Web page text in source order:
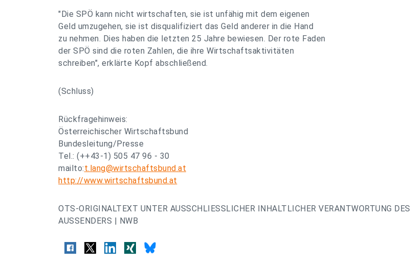
"Die SPÖ kann nicht wirtschaften, sie ist unfähig mit dem eigenen
Geld umzugehen, sie ist disqualifiziert das Geld anderer in die Hand
zu nehmen. Dies haben die letzten 25 Jahre bewiesen. Der rote Faden
der SPÖ sind die roten Zahlen, die ihre Wirtschaftsaktivitäten
schreiben", erklärte Kopf abschließend.
(Schluss)
Rückfragehinweis:
Österreichischer Wirtschaftsbund
Bundesleitung/Presse
Tel.: (++43-1) 505 47 96 - 30
mailto:t.lang@wirtschaftsbund.at
http://www.wirtschaftsbund.at
OTS-ORIGINALTEXT UNTER AUSSCHLIESSLICHER INHALTLICHER VERANTWORTUNG DES
AUSSENDERS | NWB